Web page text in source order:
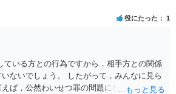
役にたった 1
ている方との行為ですから，相手方との関係
ないでしょう。 したがって，みんなに見ら
ば，公然わいせつ罪の問題にならないかの